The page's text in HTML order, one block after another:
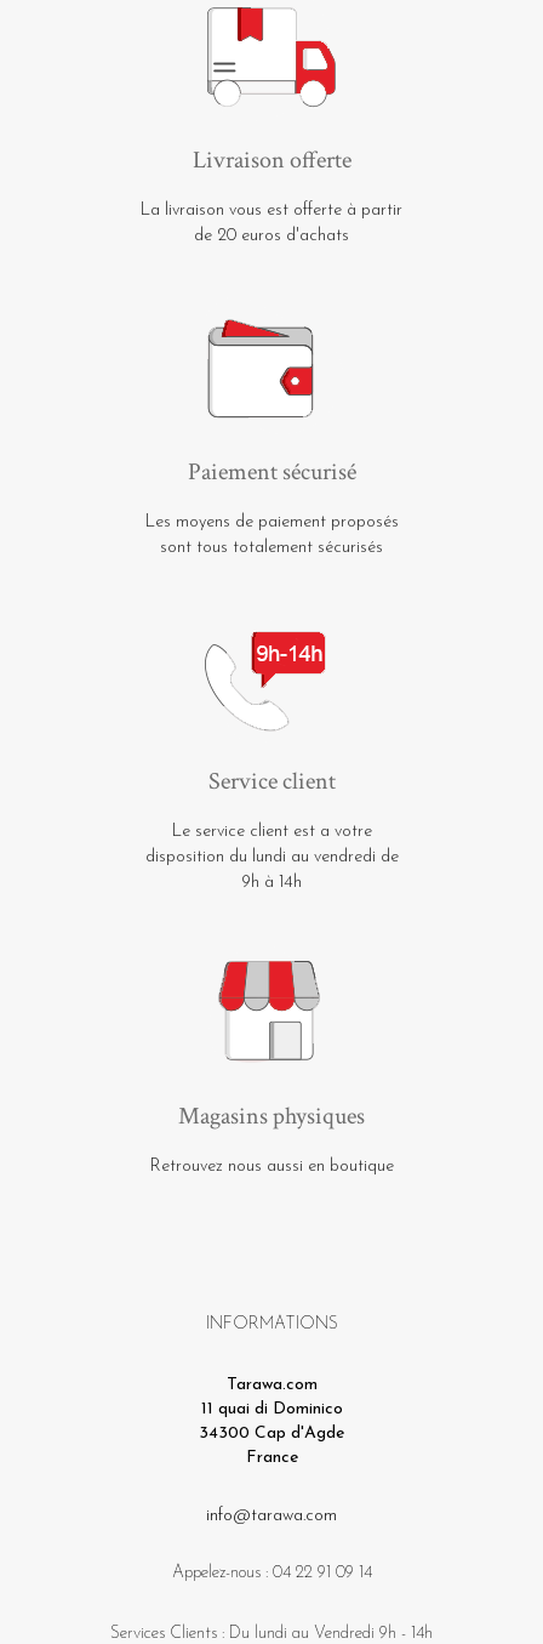
Livraison offerte
La livraison vous est offerte à partir
de 20 euros d'achats
Paiement sécurisé
Les moyens de paiement proposés
sont tous totalement sécurisés
Service client
Le service client est a votre
disposition du lundi au vendredi de
9h à 14h
Magasins physiques
Retrouvez nous aussi en boutique
INFORMATIONS
Tarawa.com
11 quai di Dominico
34300 Cap d'Agde
France
info@tarawa.com
Appelez-nous : 04 22 91 09 14
Services Clients : Du lundi au Vendredi 9h - 14h